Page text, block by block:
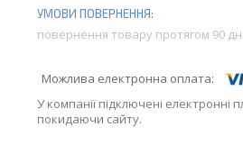
повернення товару протягом 90
У компанії підключені
покидаючи сайту.